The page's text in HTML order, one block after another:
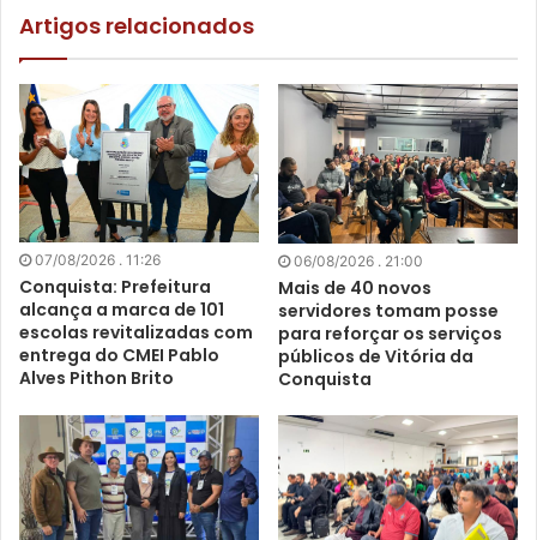
Artigos relacionados
07/08/2026 . 11:26
Conquista: Prefeitura
alcança a marca de 101
escolas revitalizadas com
entrega do CMEI Pablo
Alves Pithon Brito
06/08/2026 . 21:00
Mais de 40 novos
servidores tomam posse
para reforçar os serviços
públicos de Vitória da
Conquista